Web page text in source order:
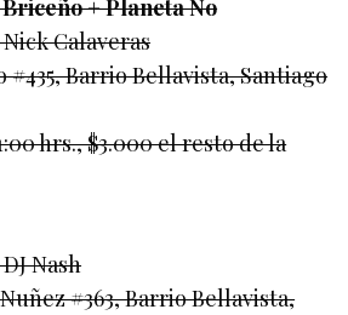
+ Planeta No
Calaveras
Barrio Bellavista, Santiago
hrs., $3.000 el resto de la
Nash
#363, Barrio Bellavista,